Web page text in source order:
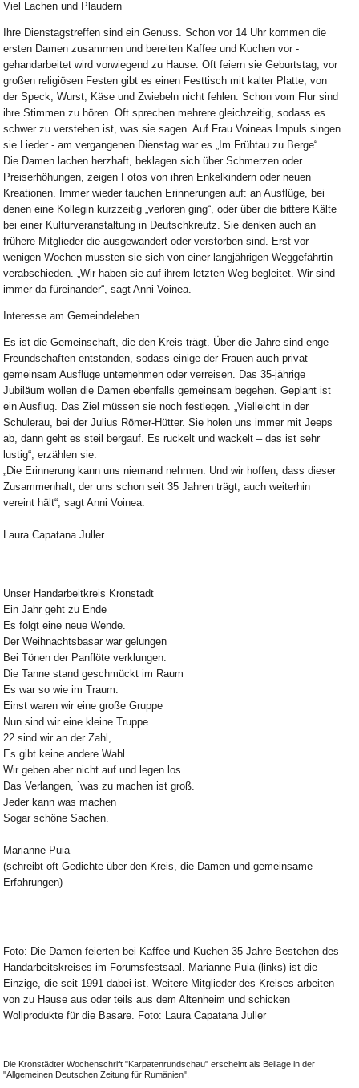
Viel Lachen und Plaudern
Ihre Dienstagstreffen sind ein Genuss. Schon vor 14 Uhr kommen die
ersten Damen zusammen und bereiten Kaffee und Kuchen vor -
gehandarbeitet wird vorwiegend zu Hause. Oft feiern sie Geburtstag, vor
großen religiösen Festen gibt es einen Festtisch mit kalter Platte, von
der Speck, Wurst, Käse und Zwiebeln nicht fehlen. Schon vom Flur sind
ihre Stimmen zu hören. Oft sprechen mehrere gleichzeitig, sodass es
schwer zu verstehen ist, was sie sagen. Auf Frau Voineas Impuls singen
sie Lieder - am vergangenen Dienstag war es „Im Frühtau zu Berge“.
Die Damen lachen herzhaft, beklagen sich über Schmerzen oder
Preiserhöhungen, zeigen Fotos von ihren Enkelkindern oder neuen
Kreationen. Immer wieder tauchen Erinnerungen auf: an Ausflüge, bei
denen eine Kollegin kurzzeitig „verloren ging“, oder über die bittere Kälte
bei einer Kulturveranstaltung in Deutschkreutz. Sie denken auch an
frühere Mitglieder die ausgewandert oder verstorben sind. Erst vor
wenigen Wochen mussten sie sich von einer langjährigen Weggefährtin
verabschieden. „Wir haben sie auf ihrem letzten Weg begleitet. Wir sind
immer da füreinander“, sagt Anni Voinea.
Interesse am Gemeindeleben
Es ist die Gemeinschaft, die den Kreis trägt. Über die Jahre sind enge
Freundschaften entstanden, sodass einige der Frauen auch privat
gemeinsam Ausflüge unternehmen oder verreisen. Das 35-jährige
Jubiläum wollen die Damen ebenfalls gemeinsam begehen. Geplant ist
ein Ausflug. Das Ziel müssen sie noch festlegen. „Vielleicht in der
Schulerau, bei der Julius Römer-Hütter. Sie holen uns immer mit Jeeps
ab, dann geht es steil bergauf. Es ruckelt und wackelt – das ist sehr
lustig“, erzählen sie.
„Die Erinnerung kann uns niemand nehmen. Und wir hoffen, dass dieser
Zusammenhalt, der uns schon seit 35 Jahren trägt, auch weiterhin
vereint hält“, sagt Anni Voinea.
Laura Capatana Juller
Unser Handarbeitkreis Kronstadt
Ein Jahr geht zu Ende
Es folgt eine neue Wende.
Der Weihnachtsbasar war gelungen
Bei Tönen der Panflöte verklungen.
Die Tanne stand geschmückt im Raum
Es war so wie im Traum.
Einst waren wir eine große Gruppe
Nun sind wir eine kleine Truppe.
22 sind wir an der Zahl,
Es gibt keine andere Wahl.
Wir geben aber nicht auf und legen los
Das Verlangen, `was zu machen ist groß.
Jeder kann was machen
Sogar schöne Sachen.
Marianne Puia
(schreibt oft Gedichte über den Kreis, die Damen und gemeinsame
Erfahrungen)
Foto: Die Damen feierten bei Kaffee und Kuchen 35 Jahre Bestehen des
Handarbeitskreises im Forumsfestsaal. Marianne Puia (links) ist die
Einzige, die seit 1991 dabei ist. Weitere Mitglieder des Kreises arbeiten
von zu Hause aus oder teils aus dem Altenheim und schicken
Wollprodukte für die Basare. Foto: Laura Capatana Juller
Die Kronstädter Wochenschrift "Karpatenrundschau" erscheint als Beilage in der
"Allgemeinen Deutschen Zeitung für Rumänien".